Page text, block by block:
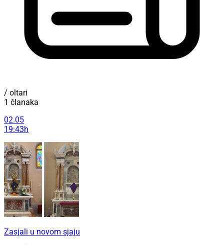
/ oltari
1 članaka
02.05
19:43h
Zasjali u novom sjaju